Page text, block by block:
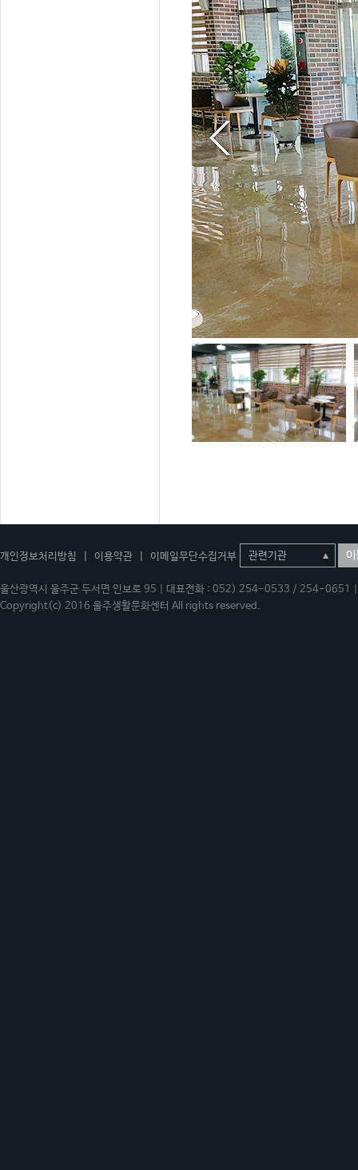
개인정보처리방침 이용약관 이메일무단수집거부 이
울산광역시 울주군 두서면 인보로 95 | 대표전화 : 052) 254-0533 / 254-
Copyright(c) 2016 울주생활문화센터 All rights reserved.